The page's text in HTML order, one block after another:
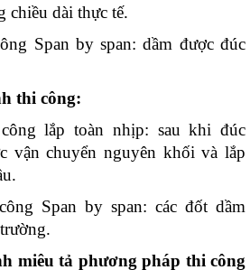
chiều dài thực tế.
Span by span: dầm được đúc
thi công:
lắp toàn nhịp: sau khi đúc
vận chuyển nguyên khối và lắp
cầu.
Span by span: các đốt dầm
miêu tả phương pháp thi công